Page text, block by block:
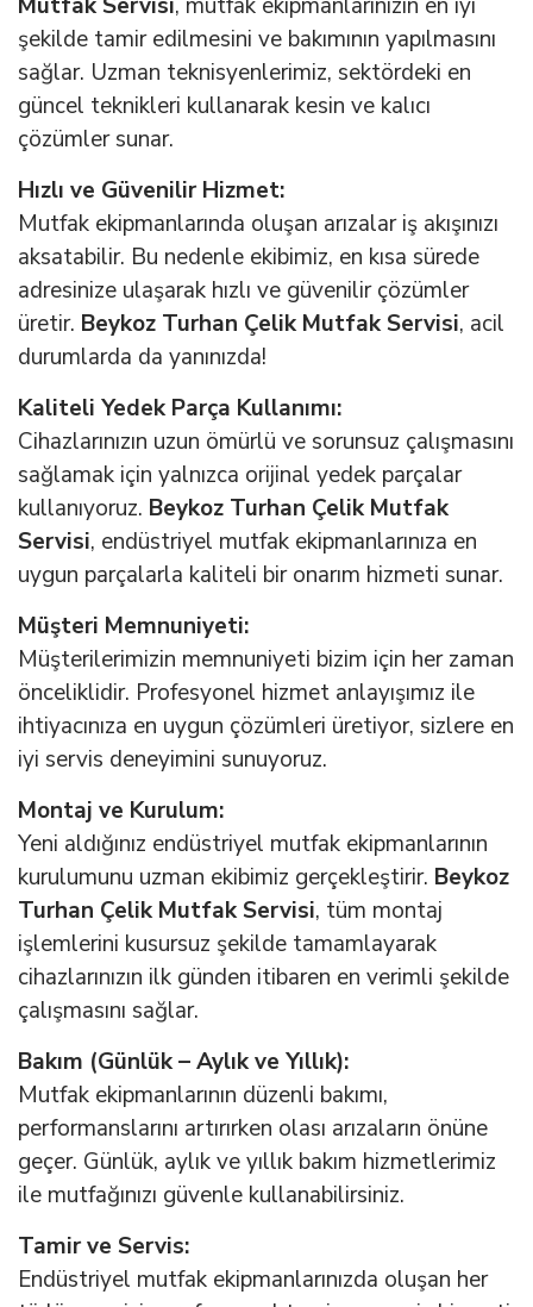
şekilde tamir edilmesini ve bakımının yapılmasını
sağlar. Uzman teknisyenlerimiz, sektördeki en
güncel teknikleri kullanarak kesin ve kalıcı
çözümler sunar.
Hızlı ve Güvenilir Hizmet:
Mutfak ekipmanlarında oluşan arızalar iş akışınızı
aksatabilir. Bu nedenle ekibimiz, en kısa sürede
adresinize ulaşarak hızlı ve güvenilir çözümler
üretir. Beykoz Turhan Çelik Mutfak Servisi, acil
durumlarda da yanınızda!
Kaliteli Yedek Parça Kullanımı:
Cihazlarınızın uzun ömürlü ve sorunsuz çalışmasını
sağlamak için yalnızca orijinal yedek parçalar
kullanıyoruz. Beykoz Turhan Çelik Mutfak
Servisi, endüstriyel mutfak ekipmanlarınıza en
uygun parçalarla kaliteli bir onarım hizmeti sunar.
Müşteri Memnuniyeti:
Müşterilerimizin memnuniyeti bizim için her zaman
önceliklidir. Profesyonel hizmet anlayışımız ile
ihtiyacınıza en uygun çözümleri üretiyor, sizlere en
iyi servis deneyimini sunuyoruz.
Montaj ve Kurulum:
Yeni aldığınız endüstriyel mutfak ekipmanlarının
kurulumunu uzman ekibimiz gerçekleştirir. Beykoz
Turhan Çelik Mutfak Servisi, tüm montaj
işlemlerini kusursuz şekilde tamamlayarak
cihazlarınızın ilk günden itibaren en verimli şekilde
çalışmasını sağlar.
Bakım (Günlük – Aylık ve Yıllık):
Mutfak ekipmanlarının düzenli bakımı,
performanslarını artırırken olası arızaların önüne
geçer. Günlük, aylık ve yıllık bakım hizmetlerimiz
ile mutfağınızı güvenle kullanabilirsiniz.
Tamir ve Servis:
Endüstriyel mutfak ekipmanlarınızda oluşan her